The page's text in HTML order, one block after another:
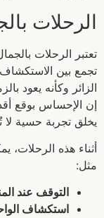
الرحلات
تعتبر الرحلات
تجمع بين
الزائر وكأنه يعود
إن الإحساس بوقع
يخلق تجربة حسية لا
أثناء هذه الرحلات،
مثل:
التوقف عند
استكشاف